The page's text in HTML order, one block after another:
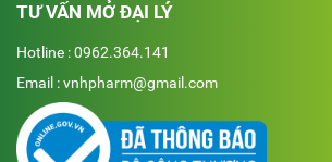
TƯ VẤN MỞ ĐẠI LÝ
Hotline : 0962.364.141
Email : vnhpharm@gmail.com